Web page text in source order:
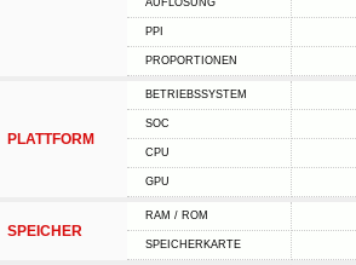
AUFLÖSUNG
PPI
PROPORTIONEN
PLATTFORM
BETRIEBSSYSTEM
SOC
CPU
GPU
SPEICHER
RAM / ROM
SPEICHERKARTE